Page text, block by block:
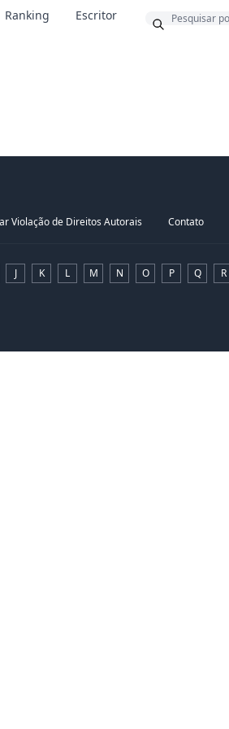
Ranking Escritor
Violação de Direitos Autorais Contato
J K L M N O P Q R